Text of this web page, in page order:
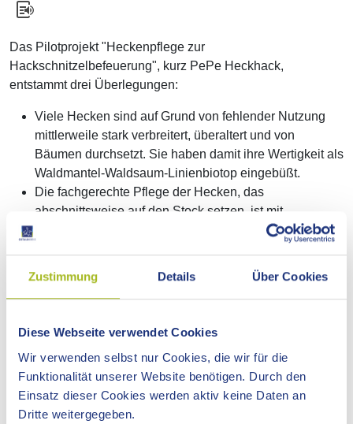
Zustimmung Details Über Cookies
Diese Webseite verwendet Cookies
Wir verwenden selbst nur Cookies, die wir für die
Funktionalität unserer Website benötigen. Durch den
Einsatz dieser Cookies werden aktiv keine Daten an
Dritte weitergegeben.
Das Pilotprojekt "Heckenpflege zur
Hackschnitzelbefeuerung", kurz PePe Heckhack,
entstammt drei Überlegungen:
Viele Hecken sind auf Grund von fehlender Nutzung
mittlerweile stark verbreitert, überaltert und von
Bäumen durchsetzt. Sie haben damit ihre Wertigkeit als
Waldmantel-Waldsaum-Linienbiotop eingebüßt.
Die fachgerechte Pflege der Hecken, das
abschnittsweise auf den Stock setzen, ist mit
Verbrennung nachwachsender Rohstoffe wie Holz
künftig einen wichtigen Beitrag leisten können.
Als Konsequenz hat der LEV die Hackschnitzelverfeuerung
von Heckenschnittgut untersucht und hierbei ermittelt, dass
prinzipiell etwa die Hälfte der Pflegekosten durch die
Energiegewinnung gegenfinanziert werden kann.